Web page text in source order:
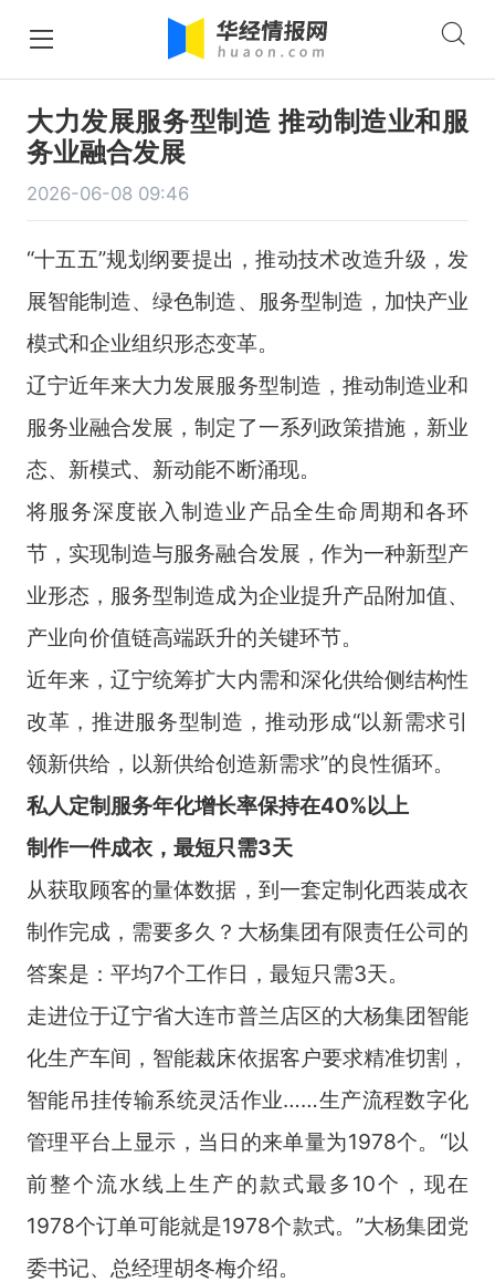
大力发展服务型制造 推动制造业和服
务业融合发展
2026-06-08 09:46
“十五五”规划纲要提出，推动技术改造升级，发
展智能制造、绿色制造、服务型制造，加快产业
模式和企业组织形态变革。
辽宁近年来大力发展服务型制造，推动制造业和
服务业融合发展，制定了一系列政策措施，新业
态、新模式、新动能不断涌现。
将服务深度嵌入制造业产品全生命周期和各环
节，实现制造与服务融合发展，作为一种新型产
业形态，服务型制造成为企业提升产品附加值、
产业向价值链高端跃升的关键环节。
近年来，辽宁统筹扩大内需和深化供给侧结构性
改革，推进服务型制造，推动形成“以新需求引
领新供给，以新供给创造新需求”的良性循环。
私人定制服务年化增长率保持在40%以上
制作一件成衣，最短只需3天
从获取顾客的量体数据，到一套定制化西装成衣
制作完成，需要多久？大杨集团有限责任公司的
答案是：平均7个工作日，最短只需3天。
走进位于辽宁省大连市普兰店区的大杨集团智能
化生产车间，智能裁床依据客户要求精准切割，
智能吊挂传输系统灵活作业……生产流程数字化
管理平台上显示，当日的来单量为1978个。“以
前整个流水线上生产的款式最多10个，现在
1978个订单可能就是1978个款式。”大杨集团党
委书记、总经理胡冬梅介绍。